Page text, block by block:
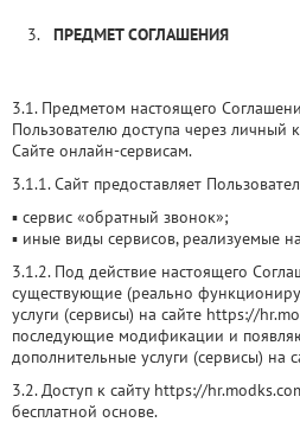
ПРЕДМЕТ СОГЛАШЕНИЯ
3.1. Предметом настоящего
Пользователю доступа через личный
Сайте онлайн-сервисам.
3.1.1. Сайт предоставляет
▪ сервис «обратный звонок»;
▪ иные виды сервисов, реализуемые
3.1.2. Под действие настоящего
существующие (реально
услуги (сервисы) на сайте https://
последующие модификации и
дополнительные услуги (сервисы) на
3.2. Доступ к сайту https://
бесплатной основе.